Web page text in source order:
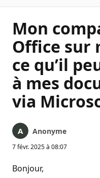
Mon
Office sur
ce qu’il
à mes
via
Anonyme
7 févr. 2025 à 08:07
Bonjour,